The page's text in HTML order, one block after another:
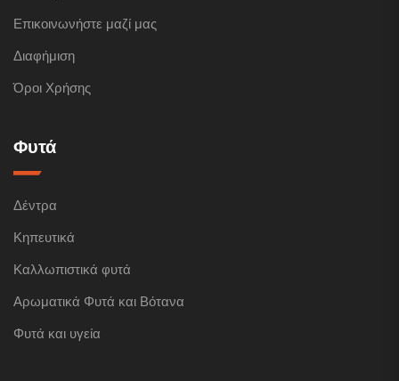
Επικοινωνήστε μαζί μας
Διαφήμιση
Όροι Χρήσης
Φυτά
Δέντρα
Κηπευτικά
Καλλωπιστικά φυτά
Αρωματικά Φυτά και Βότανα
Φυτά και υγεία